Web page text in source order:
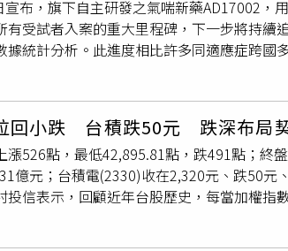
算力架構之中，這意味著韓國半導體產業
庫與核心組件」。郭修誠分析，SK
心，展現出 SK 集團從上游先進記憶體研
條龍布局。
布，旗下自主研發之氣喘新藥AD17002，
受試者入案的重大里程碑，下一步將持續
據統計分析。此進度相比許多同適應症跨國
自試驗醫院、醫師的高度支持與動員。本次
許多氣喘患者在接受長期治療後常面臨療
待，更印證了AD17002切合目前未被滿足的
蛋白藥物，主要透過鼻噴劑進行局部給藥。
，AD17002是運用積極的免疫調節來緩和
，避免惡化及延長進入氣喘重症期。此外，
回小跌 台積跌50元 跌深布局
漲526點，最低42,895.81點，跌491點；終
億元；台積電(2330)收在2,320元、跌50元
信表示，回顧近年台股歷史，每當加權指
往往逐步回歸基本面。台股7月17日創下「
轉換，也反映AI族群評價修正、資金輪動